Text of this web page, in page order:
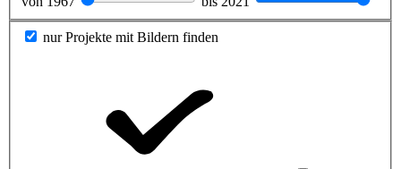
nur Projekte mit Bildern finden